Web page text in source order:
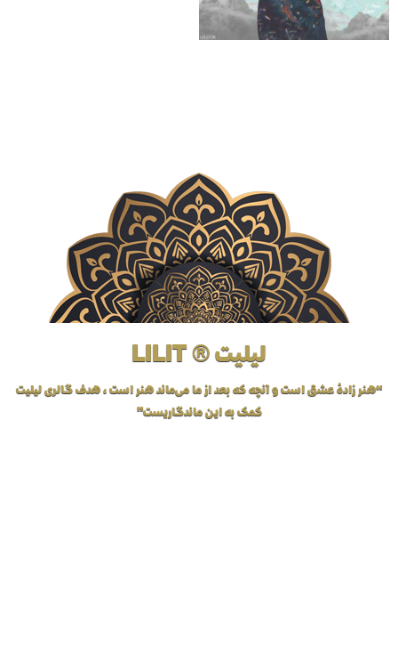
لیلیت ® LILIT
“هنر زادهٔ عشق است و آنچه که بعد از ما می‌ماند هنر است، هدف گالری لیلیت
کمک به این ماندگاریست”